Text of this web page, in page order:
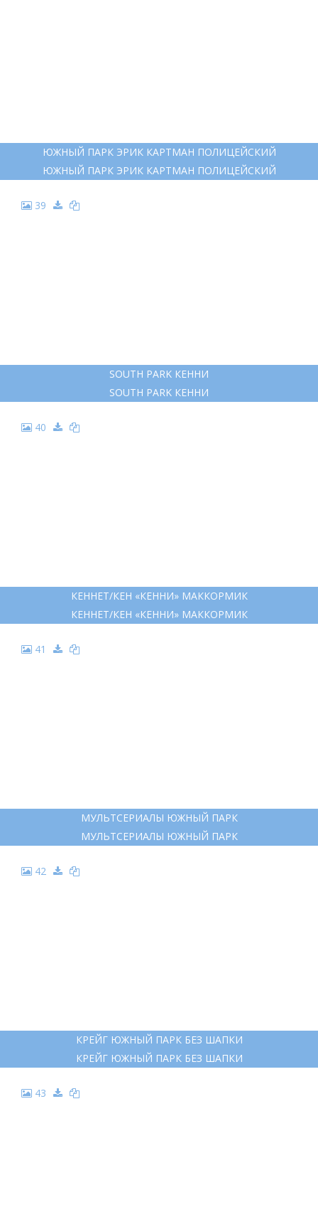
ЮЖНЫЙ ПАРК ЭРИК КАРТМАН ПОЛИЦЕЙСКИЙ
ЮЖНЫЙ ПАРК ЭРИК КАРТМАН ПОЛИЦЕЙСКИЙ
39
SOUTH PARK КЕННИ
SOUTH PARK КЕННИ
40
КЕННЕТ/КЕН «КЕННИ» МАККОРМИК
КЕННЕТ/КЕН «КЕННИ» МАККОРМИК
41
МУЛЬТСЕРИАЛЫ ЮЖНЫЙ ПАРК
МУЛЬТСЕРИАЛЫ ЮЖНЫЙ ПАРК
42
КРЕЙГ ЮЖНЫЙ ПАРК БЕЗ ШАПКИ
КРЕЙГ ЮЖНЫЙ ПАРК БЕЗ ШАПКИ
43